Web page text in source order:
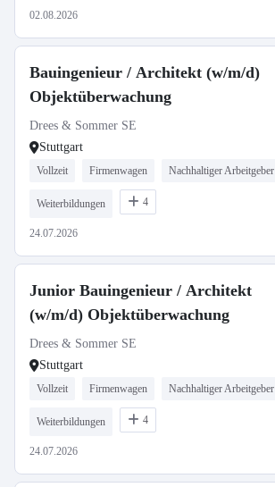
02.08.2026
Bauingenieur / Architekt (w/m/d)
Objektüberwachung
Drees & Sommer SE
Stuttgart
Vollzeit Firmenwagen Nachhaltiger Arbeitgeber
Weiterbildungen 4
24.07.2026
Junior Bauingenieur / Architekt
(w/m/d) Objektüberwachung
Drees & Sommer SE
Stuttgart
Vollzeit Firmenwagen Nachhaltiger Arbeitgeber
Weiterbildungen 4
24.07.2026